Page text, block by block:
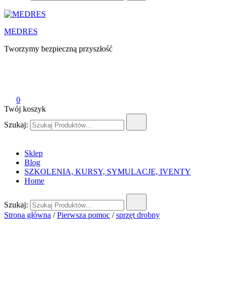
MEDRES
Tworzymy bezpieczną przyszłość
0
Twój koszyk
Szukaj:
Sklep
Blog
SZKOLENIA, KURSY, SYMULACJE, IVENTY
Home
Szukaj:
Strona główna /Pierwsza pomoc /sprzęt drobny